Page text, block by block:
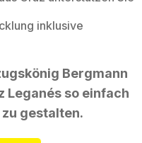
inklusive
Bergmann
Leganés so einfach
gestalten.